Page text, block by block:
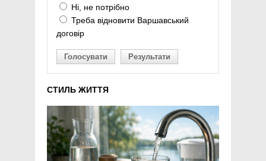
Ні, не потрібно
Треба відновити Варшавський
договір
Голосувати Результати
СТИЛЬ ЖИТТЯ